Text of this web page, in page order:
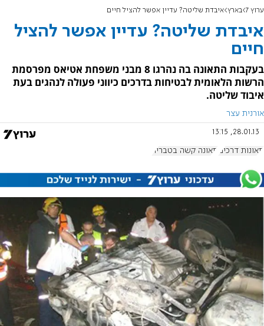
ערוץ 7 בארץ איבדת שליטה? עדיין אפשר להציל חיים
איבדת שליטה? עדיין אפשר להציל
חיים
בעקבות התאונה בה נהרגו 8 מבני משפחת אטיאס מפרסמת
הרשות הלאומית לבטיחות בדרכים כיווני פעולה לנהגים בעת
איבוד שליטה.
אורנית עצר
28.01.13, 13:15
תאונות דרכים תאונה קשה בטבריה